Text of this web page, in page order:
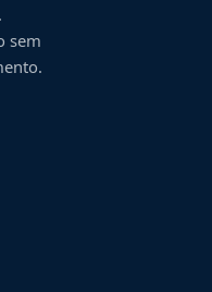
sem